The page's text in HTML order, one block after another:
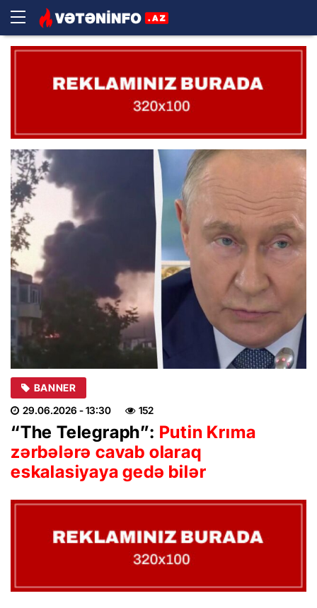
BANNER
29.06.2026 - 13:30 152
“The Telegraph”: Putin Krıma
zərbələrə cavab olaraq
eskalasiyaya gedə bilər